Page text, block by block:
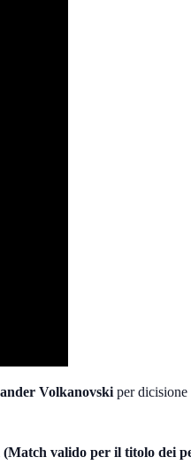
Volkanovski per dicisione
(Match valido per il titolo dei